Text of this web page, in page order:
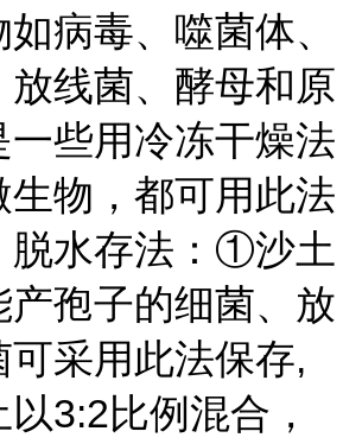
病毒、噬菌体、
放线菌、酵母和原
一些用冷冻干燥法
物，都可用此法
脱水存法： ①沙土
孢子的细菌、放
采用此法保存,
3:2比例混合，